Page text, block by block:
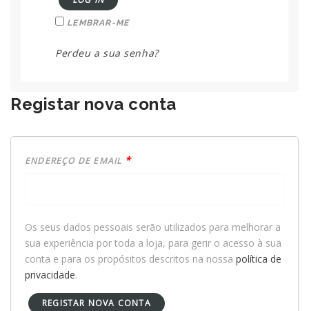
LEMBRAR-ME
Perdeu a sua senha?
Registar nova conta
ENDEREÇO DE EMAIL *
Os seus dados pessoais serão utilizados para melhorar a
sua experiência por toda a loja, para gerir o acesso à sua
conta e para os propósitos descritos na nossa política de
privacidade.
REGISTAR NOVA CONTA